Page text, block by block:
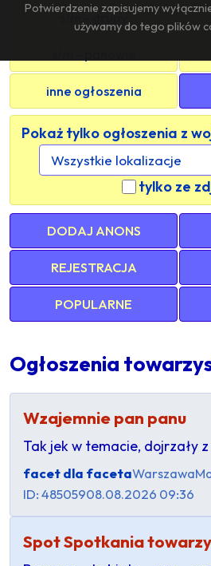
Potwierdzenie zapisujemy
używamy do tego plików
s/m - grupy
inne ogłoszenia
Pokaż tylko ogłoszenia z
tylko ze
DODAJ ANONS
REJESTRACJA
POPULARNE
Ogłoszenia
Wzajemnie pan panu
Tak jek w temacie, dojrzały
facet dla facetaWarszawa
ID: 48505908.08.2026 09:36
Spot Spotkania